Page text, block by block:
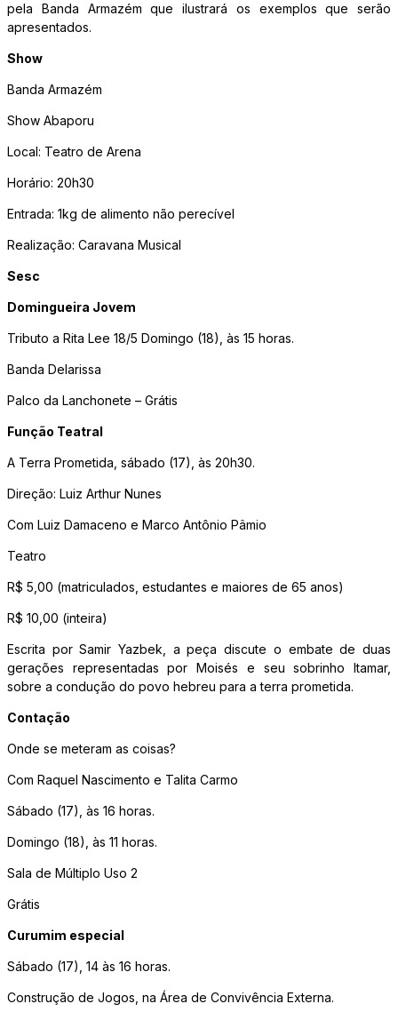
pela Banda Armazém que ilustrará os exemplos que serão
apresentados.
Show
Banda Armazém
Show Abaporu
Local: Teatro de Arena
Horário: 20h30
Entrada: 1kg de alimento não perecível
Realização: Caravana Musical
Sesc
Domingueira Jovem
Tributo a Rita Lee 18/5 Domingo (18), às 15 horas.
Banda Delarissa
Palco da Lanchonete – Grátis
Função Teatral
A Terra Prometida, sábado (17), às 20h30.
Direção: Luiz Arthur Nunes
Com Luiz Damaceno e Marco Antônio Pâmio
Teatro
R$ 5,00 (matriculados, estudantes e maiores de 65 anos)
R$ 10,00 (inteira)
Escrita por Samir Yazbek, a peça discute o embate de duas
gerações representadas por Moisés e seu sobrinho Itamar,
sobre a condução do povo hebreu para a terra prometida.
Contação
Onde se meteram as coisas?
Com Raquel Nascimento e Talita Carmo
Sábado (17), às 16 horas.
Domingo (18), às 11 horas.
Sala de Múltiplo Uso 2
Grátis
Curumim especial
Sábado (17), 14 às 16 horas.
Construção de Jogos, na Área de Convivência Externa.